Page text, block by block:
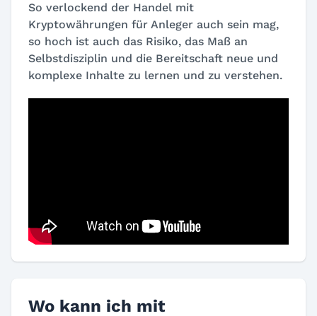
So verlockend der Handel mit
Kryptowährungen für Anleger auch sein mag,
so hoch ist auch das Risiko, das Maß an
Selbstdisziplin und die Bereitschaft neue und
komplexe Inhalte zu lernen und zu verstehen.
Wo kann ich mit